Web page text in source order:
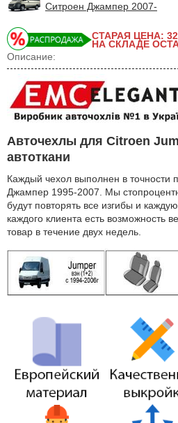
Ситроен Джампер 2007-
СТАРАЯ ЦЕНА:
НА СКЛАДЕ
Описание:
Авточехлы для Citroen
автоткани
Каждый чехол выполнен в
Джампер 1995-2007. Мы
будут повторять все изгибы и
каждого клиента есть возможность
товар в течение двух недель.